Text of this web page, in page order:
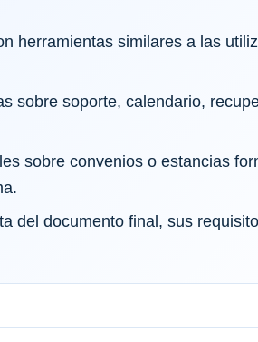
herramientas similares a las
sobre soporte, calendario,
sobre convenios o estancias
del documento final, sus